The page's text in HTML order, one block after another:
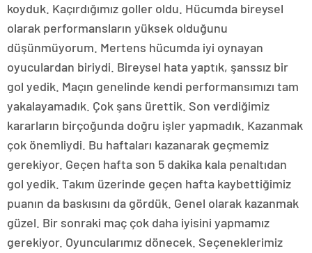
koyduk. Kaçırdığımız goller oldu. Hücumda bireysel
olarak performansların yüksek olduğunu
düşünmüyorum. Mertens hücumda iyi oynayan
oyuculardan biriydi. Bireysel hata yaptık, şanssız bir
gol yedik. Maçın genelinde kendi performansımızı tam
yakalayamadık. Çok şans ürettik. Son verdiğimiz
kararların birçoğunda doğru işler yapmadık. Kazanmak
çok önemliydi. Bu haftaları kazanarak geçmemiz
gerekiyor. Geçen hafta son 5 dakika kala penaltıdan
gol yedik. Takım üzerinde geçen hafta kaybettiğimiz
puanın da baskısını da gördük. Genel olarak kazanmak
güzel. Bir sonraki maç çok daha iyisini yapmamız
gerekiyor. Oyuncularımız dönecek. Seçeneklerimiz